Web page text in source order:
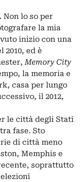
Non lo so per
la mia
inizio con una
ed è
Memory City
la memoria e
casa per lungo
il 2012,
le città degli Stati
fase. Sto
di città meno
Memphis e
soprattutto